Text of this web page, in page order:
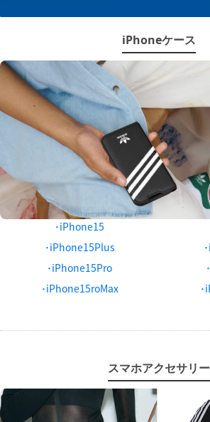
iPhoneケース
･iPhone15
･iPhone15Plus
･iPhone15Pro
･iPhone15roMax
･
スマホアクセサリー